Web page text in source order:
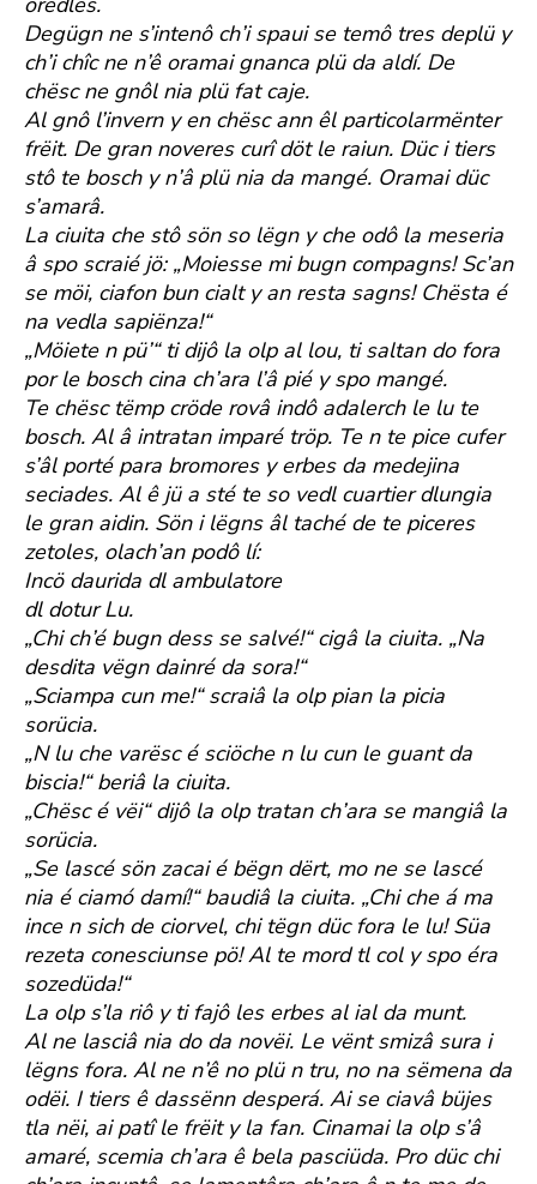
Degügn ne s’intenô ch’i spaui se temô tres deplü y
ch’i chîc ne n’ê oramai gnanca plü da aldí. De
chësc ne gnôl nia plü fat caje.
Al gnô l’invern y en chësc ann êl particolarmënter
frëit. De gran noveres curî döt le raiun. Düc i tiers
stô te bosch y n’â plü nia da mangé. Oramai düc
s’amarâ.
La ciuita che stô sön so lëgn y che odô la meseria
â spo scraié jö: „Moiesse mi bugn compagns! Sc’an
se möi, ciafon bun cialt y an resta sagns! Chësta é
na vedla sapiënza!“
„Möiete n pü’“ ti dijô la olp al lou, ti saltan do fora
por le bosch cina ch’ara l’â pié y spo mangé.
Te chësc tëmp cröde rovâ indô adalerch le lu te
bosch. Al â intratan imparé tröp. Te n te pice cufer
s’âl porté para bromores y erbes da medejina
seciades. Al ê jü a sté te so vedl cuartier dlungia
le gran aidin. Sön i lëgns âl taché de te piceres
zetoles, olach’an podô lí:
Incö daurida dl ambulatore
dl dotur Lu.
„Chi ch’é bugn dess se salvé!“ cigâ la ciuita. „Na
desdita vëgn dainré da sora!“
„Sciampa cun me!“ scraiâ la olp pian la picia
sorücia.
„N lu che varësc é sciöche n lu cun le guant da
biscia!“ beriâ la ciuita.
„Chësc é vëi“ dijô la olp tratan ch’ara se mangiâ la
sorücia.
„Se lascé sön zacai é bëgn dërt, mo ne se lascé
nia é ciamó damí!“ baudiâ la ciuita. „Chi che á ma
ince n sich de ciorvel, chi tëgn düc fora le lu! Süa
rezeta conesciunse pö! Al te mord tl col y spo éra
sozedüda!“
La olp s’la riô y ti fajô les erbes al ial da munt.
Al ne lasciâ nia do da novëi. Le vënt smizâ sura i
lëgns fora. Al ne n’ê no plü n tru, no na sëmena da
odëi. I tiers ê dassënn desperá. Ai se ciavâ büjes
tla nëi, ai patî le frëit y la fan. Cinamai la olp s’â
amaré, scemia ch’ara ê bela pasciüda. Pro düc chi